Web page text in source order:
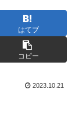
はてブ
コピー
2023.10.21